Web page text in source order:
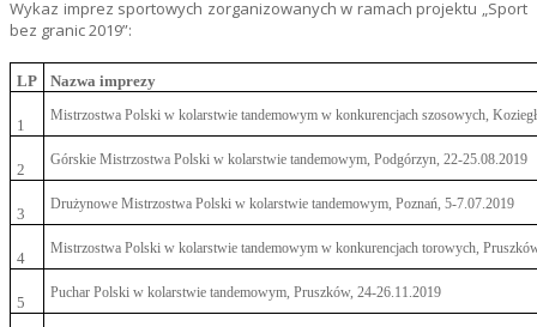
Wykaz imprez sportowych zorganizowanych w ramach projektu „Sport
bez granic 2019”:
LP Nazwa imprezy
1
Mistrzostwa Polski w kolarstwie tandemowym w konkurencjach szosowych,
2
Górskie Mistrzostwa Polski w kolarstwie tandemowym, Podgórzyn, 22-25.08.2019
3
Drużynowe Mistrzostwa Polski w kolarstwie tandemowym, Poznań, 5-7.07.2019
4
Mistrzostwa Polski w kolarstwie tandemowym w konkurencjach torowych,
5
Puchar Polski w kolarstwie tandemowym, Pruszków, 24-26.11.2019